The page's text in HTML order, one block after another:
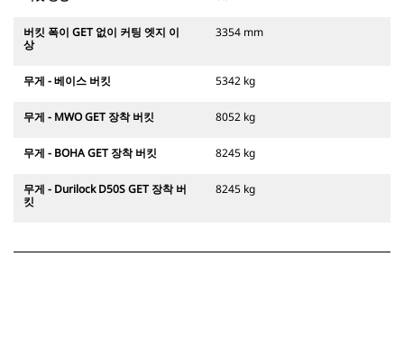
버킷 폭이 GET 없이 커팅 엣지 이
상
3354 mm
무게 - 베이스 버킷 5342 kg
무게 - MWO GET 장착 버킷 8052 kg
무게 - BOHA GET 장착 버킷 8245 kg
무게 - Durilock D50S GET 장착 버
킷
8245 kg